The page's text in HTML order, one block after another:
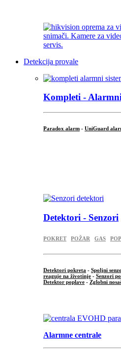
Detekcija provale
Kompleti -
Paradox alarm - UniGuard
Detektori - Senzori
POKRET POŽAR GAS
Detektori pokreta - Spoljni
reaguje na životinje - Senzori
Detektor poplave - Zglobni
Alarmne centrale